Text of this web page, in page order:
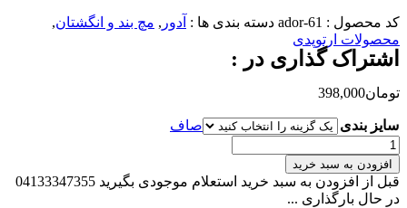
کد محصول : ador-61 دسته بندی ها : آدور , مچ بند و انگشتان,
محصولات ارتوپدی
اشتراک گذاری در :
تومان398,000
سایز بندی
صاف
آتل
انگشت
پرسور
عدد
افزودن به سبد خرید
قبل از افزودن به سبد خرید استعلام موجودی بگیرید 04133347355
در حال بارگذاری ...